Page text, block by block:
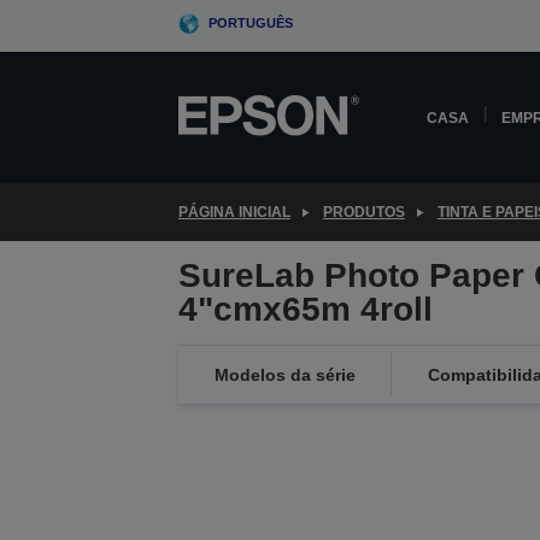
PORTUGUÊS
CASA
PÁGINA INICIAL PRODUTOS TINTA E
SureLab Photo Paper
4"cmx65m 4roll
Modelos da série